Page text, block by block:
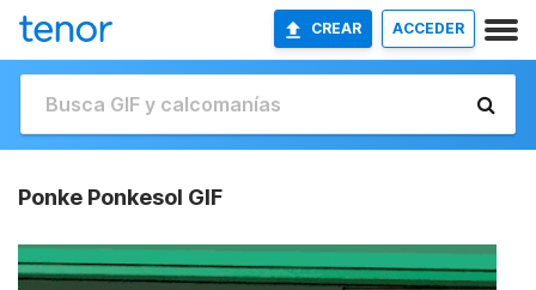
CREAR ACCEDER
Ponke Ponkesol GIF